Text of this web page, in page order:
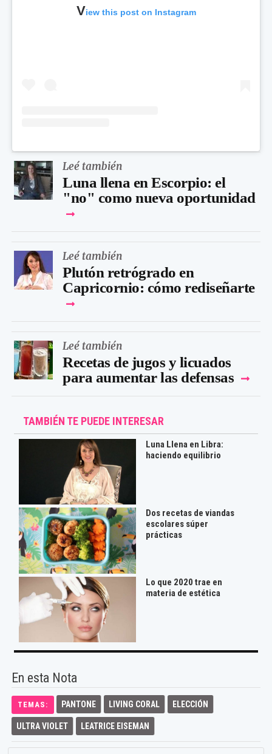
View this post on Instagram
Leé también
Luna llena en Escorpio: el
"no" como nueva oportunidad
Leé también
Plutón retrógrado en
Capricornio: cómo rediseñarte
Leé también
Recetas de jugos y licuados
para aumentar las defensas
TAMBIÉN TE PUEDE INTERESAR
Luna Llena en Libra:
haciendo equilibrio
Dos recetas de viandas
escolares súper
prácticas
Lo que 2020 trae en
materia de estética
En esta Nota
TEMAS: PANTONE LIVING CORAL ELECCIÓN
ULTRA VIOLET LEATRICE EISEMAN